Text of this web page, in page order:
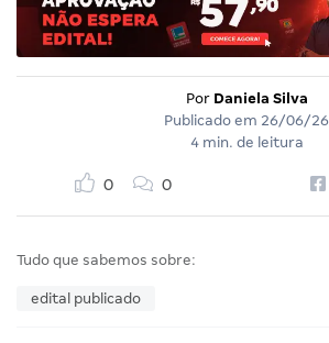
Por Daniela Silva
Publicado em 26/06/26
4 min. de leitura
0 0
Tudo que sabemos sobre:
edital publicado